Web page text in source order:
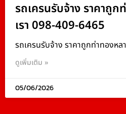
รถเครนรับจ้าง ราคาถู
เรา 098-409-6465
รถเครนรับจ้าง ราคาถูกท่าทองหล
ดูเพิ่มเติม »
05/06/2026